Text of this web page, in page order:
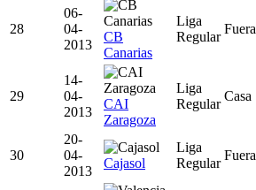
28
06-
04-
2013
CB
Canarias
Liga
Regular
Fuera
29
14-
04-
2013
CAI
Zaragoza
Liga
Regular
Casa
30
20-
04-
2013
Cajasol
Liga
Regular
Fuera